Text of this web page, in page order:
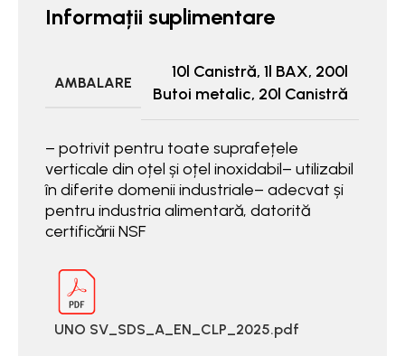
Informații suplimentare
AMBALARE
10l Canistră, 1l BAX, 200l
Butoi metalic, 20l Canistră
– potrivit pentru toate suprafețele
verticale din oțel și oțel inoxidabil– utilizabil
în diferite domenii industriale– adecvat și
pentru industria alimentară, datorită
certificării NSF
UNO SV_SDS_A_EN_CLP_2025.pdf